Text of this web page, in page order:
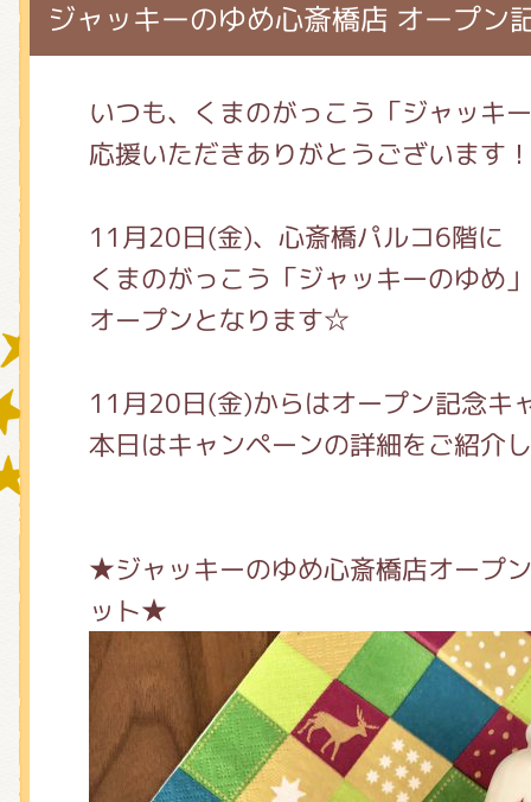
ジャッキーのゆめ心斎橋店 オープン
いつも、くまのがっこう「ジャッキ
応援いただきありがとうございます！
11月20日(金)、心斎橋パルコ6階に
くまのがっこう「ジャッキーのゆめ
オープンとなります☆
11月20日(金)からはオープン記念キ
本日はキャンペーンの詳細をご紹介
★ジャッキーのゆめ心斎橋店オープ
ット★
ショップインフォメーション
グッズインフォメーション
ミュージカル・コンサート
おたのしみコンテンツ(クイズ・
チア ジャッキーズ！
くまのがっこう しょくいんしつ
くまのがっこう 家庭科部